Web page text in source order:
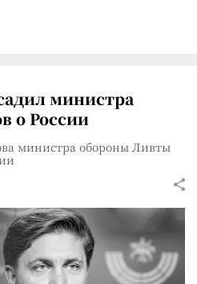
министра
о России
министра обороны Ливты